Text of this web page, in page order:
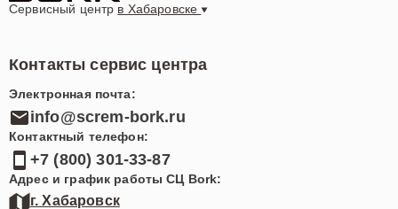
Сервисный центр в Хабаровске
Контакты сервис центра
Электронная почта:
info@screm-bork.ru
Контактный телефон:
+7 (800) 301-33-87
Адрес и график работы СЦ Bork:
г. Хабаровск